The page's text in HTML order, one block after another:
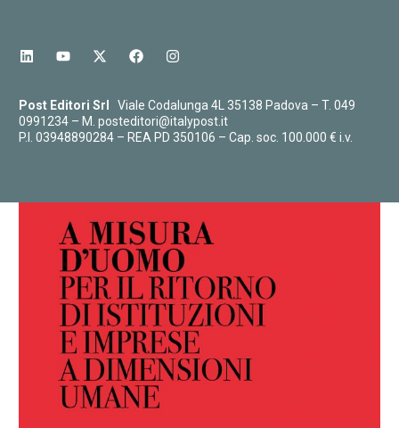
22,00 20,90€
Post Editori Srl Viale Codalunga 4L 35138 Padova – T.049
0991234 – M.posteditori@italypost.it
P.I. 03948890284 – REA PD 350106 – Cap. soc. 100.000 € i.v.